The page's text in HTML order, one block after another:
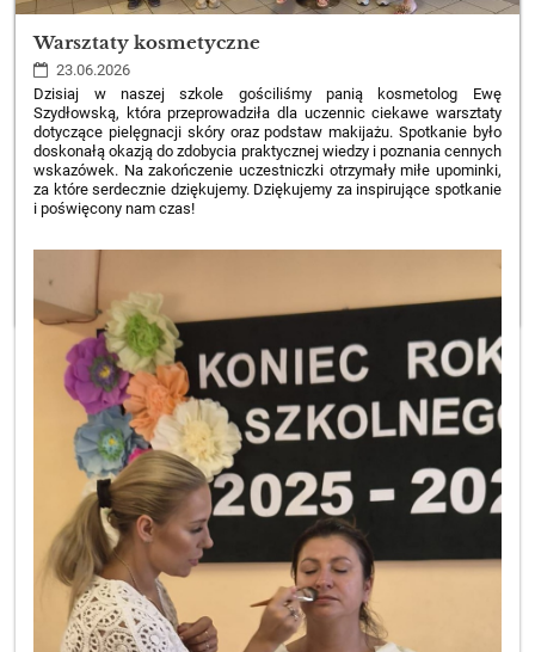
PODZIĘKOWANIE:
CZYTAJ WIĘCEJ
Warsztaty kosmetyczne
23.06.2026
Dzisiaj w naszej szkole gościliśmy panią kosmetolog Ewę
Szydłowską, która przeprowadziła dla uczennic ciekawe warsztaty
dotyczące pielęgnacji skóry oraz podstaw makijażu. Spotkanie było
doskonałą okazją do zdobycia praktycznej wiedzy i poznania cennych
wskazówek. Na zakończenie uczestniczki otrzymały miłe upominki,
za które serdecznie dziękujemy. Dziękujemy za inspirujące spotkanie
i poświęcony nam czas!